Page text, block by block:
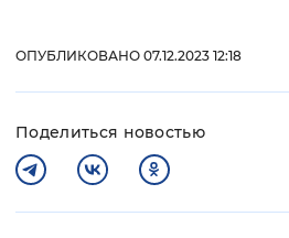
ОПУБЛИКОВАНО 07.12.2023 12:18
Поделиться новостью